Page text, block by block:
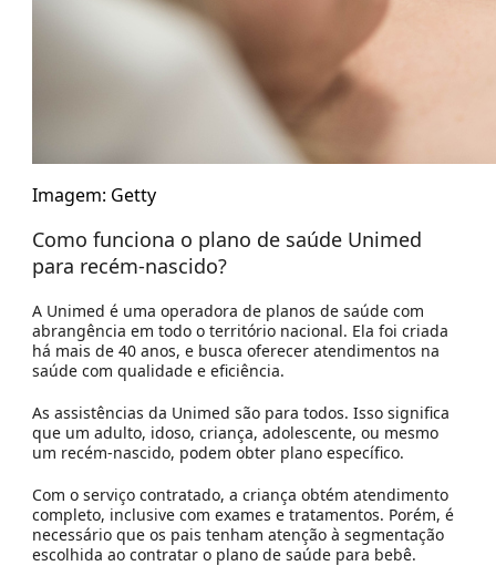
Imagem: Getty
Como funciona o plano de saúde Unimed
para recém-nascido?
A Unimed é uma operadora de planos de saúde com
abrangência em todo o território nacional. Ela foi criada
há mais de 40 anos, e busca oferecer atendimentos na
saúde com qualidade e eficiência.
As assistências da Unimed são para todos. Isso significa
que um adulto, idoso, criança, adolescente, ou mesmo
um recém-nascido, podem obter plano específico.
Com o serviço contratado, a criança obtém atendimento
completo, inclusive com exames e tratamentos. Porém, é
necessário que os pais tenham atenção à segmentação
escolhida ao contratar o plano de saúde para bebê.